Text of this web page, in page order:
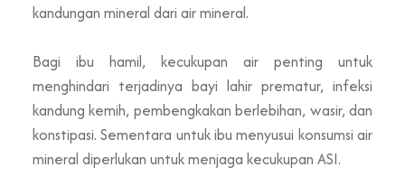
kandungan mineral dari air mineral.
Bagi ibu hamil, kecukupan air penting untuk
menghindari terjadinya bayi lahir prematur, infeksi
kandung kemih, pembengkakan berlebihan, wasir, dan
konstipasi. Sementara untuk ibu menyusui konsumsi air
mineral diperlukan untuk menjaga kecukupan ASI.